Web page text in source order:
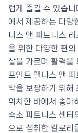
럽게 즐길 수 있습
에서 제공하는 다양
니스 앤 피트니스
을 위한 다양한 편
살을 가르며 활력을
포인트 웰니스 앤
박을 보장하기 위해
위치한 바에서 좋아
숙소 피트니스 센터
으로 섭취한 칼로리